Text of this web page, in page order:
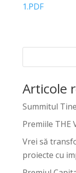
1.PDF
Articole
Summitul
Premiile THE
Vrei să
proiecte cu